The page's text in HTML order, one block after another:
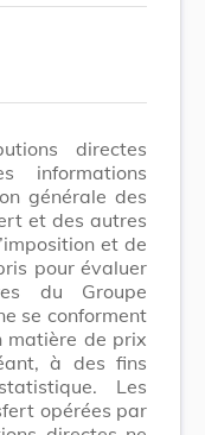
directes
informations
générale des
et des autres
et de
pour évaluer
du Groupe
se conforment
matière de prix
à des fins
Les
opérées par